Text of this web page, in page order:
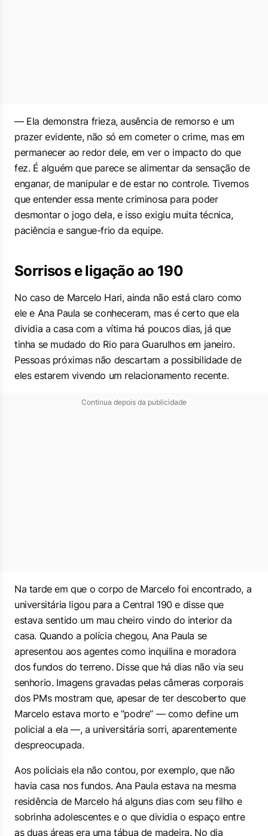
— Ela demonstra frieza, ausência de remorso e um
prazer evidente, não só em cometer o crime, mas em
permanecer ao redor dele, em ver o impacto do que
fez. É alguém que parece se alimentar da sensação de
enganar, de manipular e de estar no controle. Tivemos
que entender essa mente criminosa para poder
desmontar o jogo dela, e isso exigiu muita técnica,
paciência e sangue-frio da equipe.
Sorrisos e ligação ao 190
No caso de Marcelo Hari, ainda não está claro como
ele e Ana Paula se conheceram, mas é certo que ela
dividia a casa com a vítima há poucos dias, já que
tinha se mudado do Rio para Guarulhos em janeiro.
Pessoas próximas não descartam a possibilidade de
eles estarem vivendo um relacionamento recente.
Continua depois da publicidade
Na tarde em que o corpo de Marcelo foi encontrado, a
universitária ligou para a Central 190 e disse que
estava sentido um mau cheiro vindo do interior da
casa. Quando a polícia chegou, Ana Paula se
apresentou aos agentes como inquilina e moradora
dos fundos do terreno. Disse que há dias não via seu
senhorio. Imagens gravadas pelas câmeras corporais
dos PMs mostram que, apesar de ter descoberto que
Marcelo estava morto e “podre” — como define um
policial a ela —, a universitária sorri, aparentemente
despreocupada.
Aos policiais ela não contou, por exemplo, que não
havia casa nos fundos. Ana Paula estava na mesma
residência de Marcelo há alguns dias com seu filho e
sobrinha adolescentes e o que dividia o espaço entre
as duas áreas era uma tábua de madeira. No dia